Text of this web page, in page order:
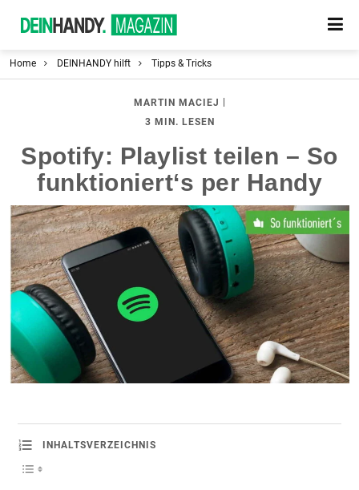
Home DEINHANDY hilft Tipps & Tricks
MARTIN MACIEJ
3 MIN. LESEN
Spotify: Playlist teilen – So
funktioniert‘s per Handy
INHALTSVERZEICHNIS